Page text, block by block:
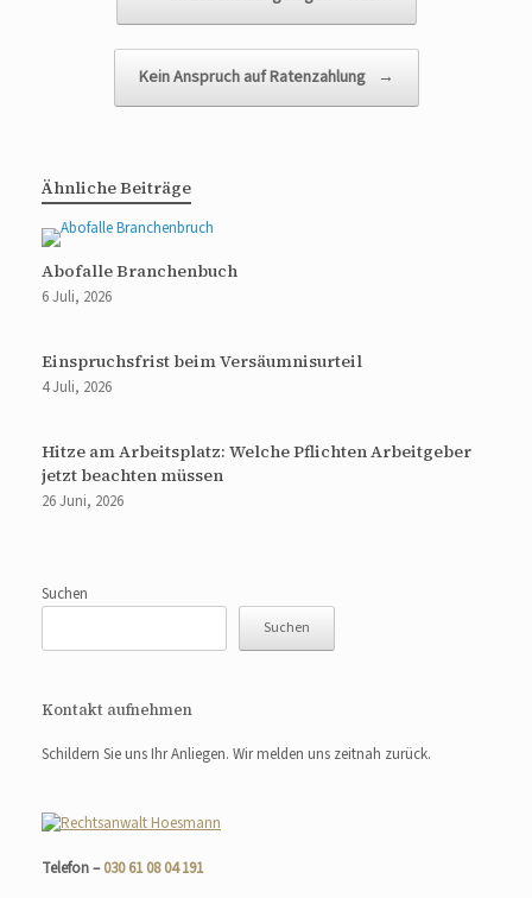
Kein Anspruch auf Ratenzahlung →
Ähnliche Beiträge
Abofalle Branchenbuch
6 Juli, 2026
Einspruchsfrist beim Versäumnisurteil
4 Juli, 2026
Hitze am Arbeitsplatz: Welche Pflichten Arbeitgeber
jetzt beachten müssen
26 Juni, 2026
Suchen
Suchen
Kontakt aufnehmen
Schildern Sie uns Ihr Anliegen. Wir melden uns zeitnah zurück.
Telefon –030 61 08 04 191